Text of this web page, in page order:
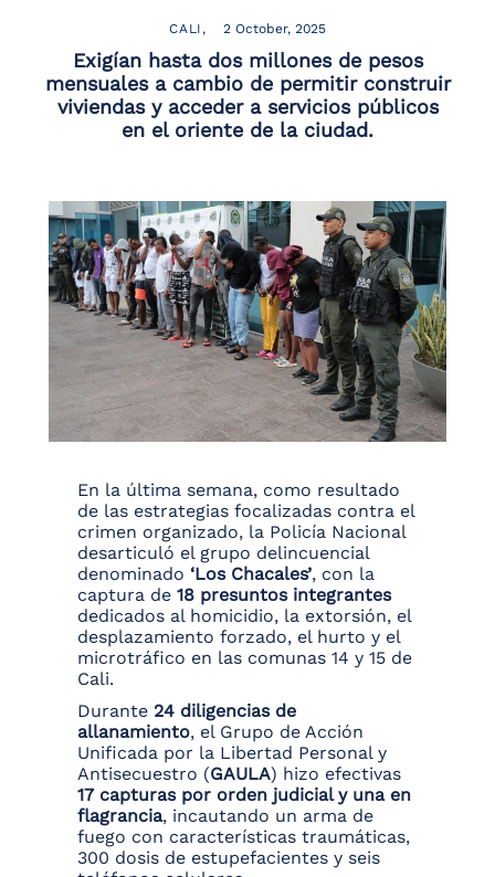
CALI 2 October, 2025
Exigían hasta dos millones de pesos
mensuales a cambio de permitir construir
viviendas y acceder a servicios públicos
en el oriente de la ciudad.
En la última semana, como resultado
de las estrategias focalizadas contra el
crimen organizado, la Policía Nacional
desarticuló el grupo delincuencial
denominado ‘Los Chacales’, con la
captura de 18 presuntos integrantes
dedicados al homicidio, la extorsión, el
desplazamiento forzado, el hurto y el
microtráfico en las comunas 14 y 15 de
Cali.
Durante 24 diligencias de
allanamiento, el Grupo de Acción
Unificada por la Libertad Personal y
Antisecuestro (GAULA) hizo efectivas
17 capturas por orden judicial y una en
flagrancia, incautando un arma de
fuego con características traumáticas,
300 dosis de estupefacientes y seis